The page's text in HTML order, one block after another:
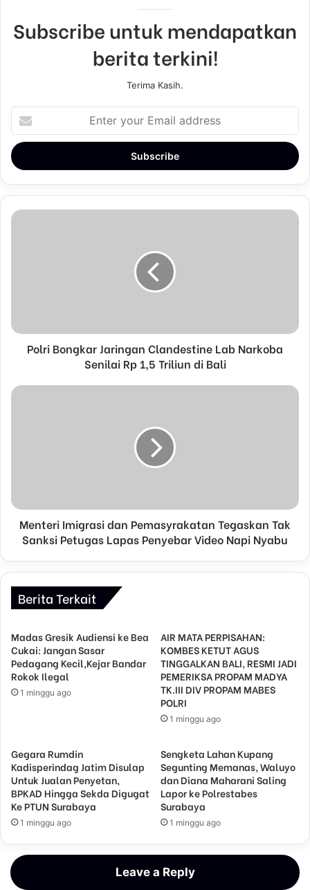
Subscribe untuk mendapatkan
berita terkini!
Terima Kasih.
e
y
u
d
s
Polri Bongkar Jaringan Clandestine Lab Narkoba
Senilai Rp 1,5 Triliun di Bali
Menteri Imigrasi dan Pemasyrakatan Tegaskan Tak
Sanksi Petugas Lapas Penyebar Video Napi Nyabu
Berita Terkait
Madas Gresik Audiensi ke Bea
Cukai: Jangan Sasar
Pedagang Kecil,Kejar Bandar
Rokok Ilegal
1 minggu ago
AIR MATA PERPISAHAN:
KOMBES KETUT AGUS
TINGGALKAN BALI, RESMI JADI
PEMERIKSA PROPAM MADYA
TK.III DIV PROPAM MABES
POLRI
1 minggu ago
Gegara Rumdin
Kadisperindag Jatim Disulap
Untuk Jualan Penyetan,
BPKAD Hingga Sekda Digugat
Ke PTUN Surabaya
1 minggu ago
Sengketa Lahan Kupang
Segunting Memanas, Waluyo
dan Diana Maharani Saling
Lapor ke Polrestabes
Surabaya
1 minggu ago
Leave a Reply